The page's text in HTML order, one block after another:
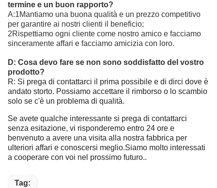
termine e un buon rapporto?
A:1Mantiamo una buona qualità e un prezzo competitivo
per garantire ai nostri clienti il beneficio;
2Rispettiamo ogni cliente come nostro amico e facciamo
sinceramente affari e facciamo amicizia con loro.
D: Cosa devo fare se non sono soddisfatto del vostro
prodotto?
R: Si prega di contattarci il prima possibile e di dirci dove è
andato storto. Possiamo accettare il rimborso o lo scambio
solo se c'è un problema di qualità.
Se avete qualche interessante si prega di contattarci
senza esitazione, vi risponderemo entro 24 ore e
benvenuto a avere una visita alla nostra fabbrica per
ulteriori affari e conoscersi meglio.Siamo molto interessati
a cooperare con voi nel prossimo futuro..
Tag: